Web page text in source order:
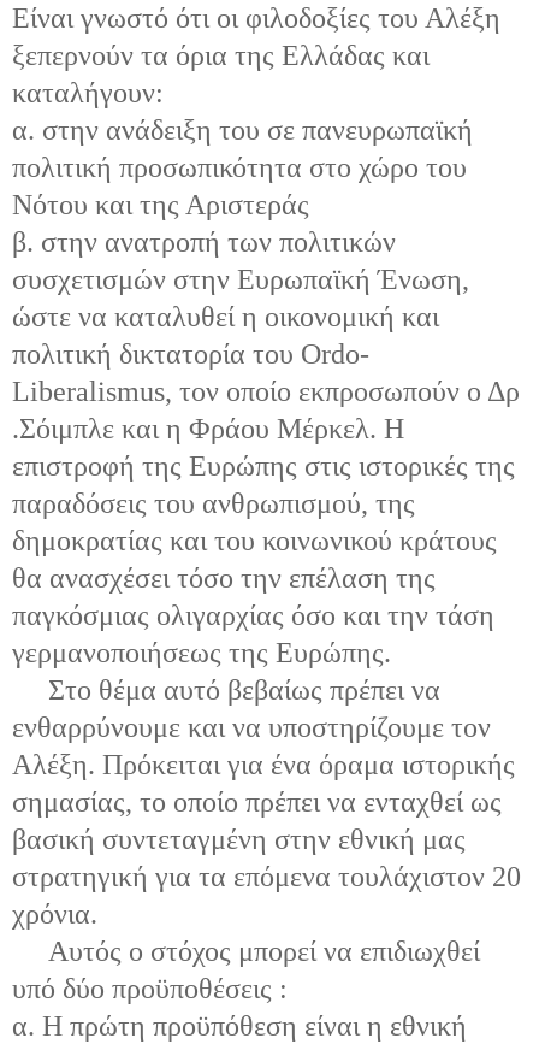
Είναι γνωστό ότι οι φιλοδοξίες του Αλέξη
ξεπερνούν τα όρια της Ελλάδας και
καταλήγουν:
α. στην ανάδειξη του σε πανευρωπαϊκή
πολιτική προσωπικότητα στο χώρο του
Νότου και της Αριστεράς
β. στην ανατροπή των πολιτικών
συσχετισμών στην Ευρωπαϊκή Ένωση,
ώστε να καταλυθεί η οικονομική και
πολιτική δικτατορία του Ordo-
Liberalismus, τον οποίο εκπροσωπούν ο Δρ
.Σόιμπλε και η Φράου Μέρκελ. Η
επιστροφή της Ευρώπης στις ιστορικές της
παραδόσεις του ανθρωπισμού, της
δημοκρατίας και του κοινωνικού κράτους
θα ανασχέσει τόσο την επέλαση της
παγκόσμιας ολιγαρχίας όσο και την τάση
γερμανοποιήσεως της Ευρώπης.
Στο θέμα αυτό βεβαίως πρέπει να
ενθαρρύνουμε και να υποστηρίζουμε τον
Αλέξη. Πρόκειται για ένα όραμα ιστορικής
σημασίας, το οποίο πρέπει να ενταχθεί ως
βασική συντεταγμένη στην εθνική μας
στρατηγική για τα επόμενα τουλάχιστον 20
χρόνια.
Αυτός ο στόχος μπορεί να επιδιωχθεί
υπό δύο προϋποθέσεις :
α. Η πρώτη προϋπόθεση είναι η εθνική